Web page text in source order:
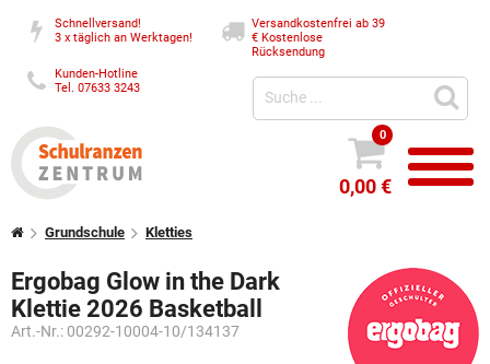
Schnellversand!
3 x täglich an Werktagen!
Versandkostenfrei ab 39
€Kostenlose
Rücksendung
Kunden-Hotline
Tel. 07633 3243
0
0,00 €
Grundschule Kletties
Ergobag Glow in the Dark
Klettie 2026 Basketball
Art.-Nr.: 00292-10004-10/134137